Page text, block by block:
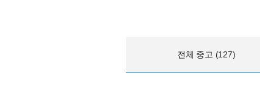
전체 중고 (127)